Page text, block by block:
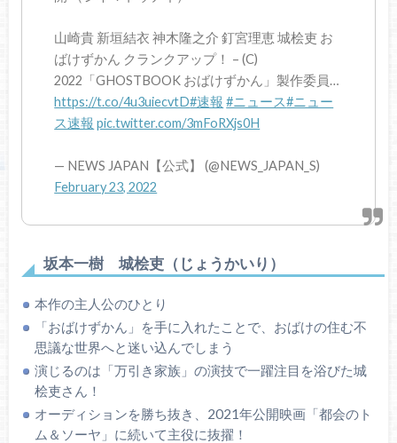
山崎貴 新垣結衣 神木隆之介 釘宮理恵 城桧吏 お
ばけずかん クランクアップ！ – (C)
2022「GHOSTBOOK おばけずかん」製作委員…
https://t.co/4u3uiecvtD#速報 #ニュース#ニュー
ス速報 pic.twitter.com/3mFoRXjs0H
— NEWS JAPAN【公式】 (@NEWS_JAPAN_S)
February 23, 2022
坂本一樹 城桧吏（じょうかいり）
本作の主人公のひとり
「おばけずかん」を手に入れたことで、おばけの住む不
思議な世界へと迷い込んでしまう
演じるのは「万引き家族」の演技で一躍注目を浴びた城
桧吏さん！
オーディションを勝ち抜き、2021年公開映画「都会のト
ム＆ソーヤ」に続いて主役に抜擢！